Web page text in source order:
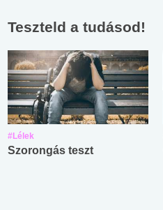
Teszteld a tudásod!
#Lélek
Szorongás teszt